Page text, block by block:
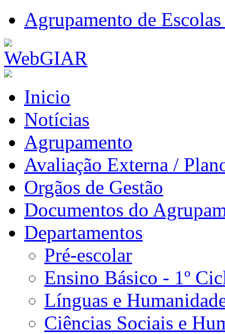
Agrupamento de
Inicio
Notícias
Agrupamento
Avaliação Externa /
Orgãos de Gestão
Documentos do
Departamentos
Pré-escolar
Ensino Básico - 1º
Línguas e
Ciências Sociais e